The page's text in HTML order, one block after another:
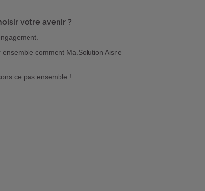
votre avenir ?
comment Ma.Solution Aisne
ce pas ensemble !